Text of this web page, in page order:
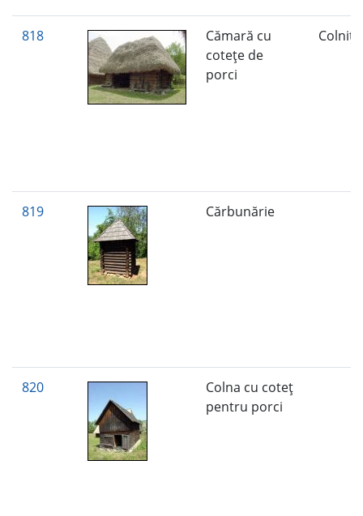
818
Cămară cu
coteţe de
porci
819 Cărbunărie
820
Colna cu coteţ
pentru porci